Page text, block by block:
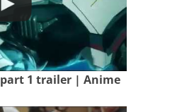
part 1 trailer | Anime